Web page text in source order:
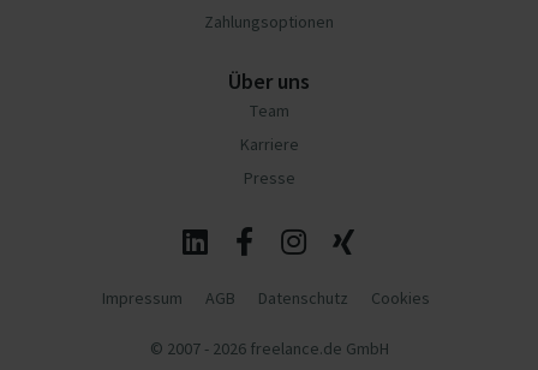
Zahlungsoptionen
Über uns
Team
Karriere
Presse
Impressum AGB Datenschutz Cookies
© 2007 - 2026 freelance.de GmbH